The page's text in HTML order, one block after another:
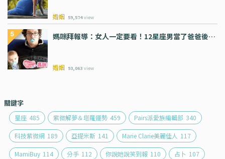
婚姻 59,574 view
媽咪拜報導：女人一定要看！12星座男當了爸爸後…
婚姻 93,063 view
關鍵字
星座 485 紫微解夢＆塔羅運勢 459 Pairs派愛族編輯部 340
科技紫微網 189 亞提米斯 141 Marie Clarie美麗佳人 117
MamiBuy 114 分手 112 你說她說笑到報 110 占卜 107